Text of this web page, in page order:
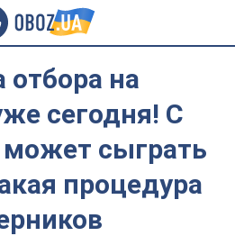
на
сегодня! С
может сыграть
процедура